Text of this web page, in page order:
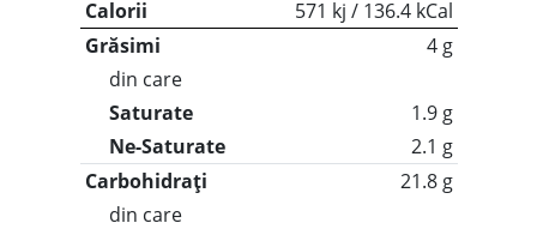
Calorii
571 kj / 136.4 kCal
Grăsimi
4 g
din care
Saturate
1.9 g
Ne-Saturate
2.1 g
Carbohidrați
21.8 g
din care